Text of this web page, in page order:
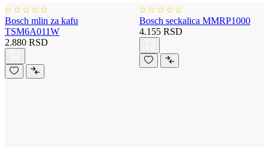
Bosch mlin za kafu
TSM6A011W
2.880 RSD
Bosch seckalica MMRP1000
4.155 RSD